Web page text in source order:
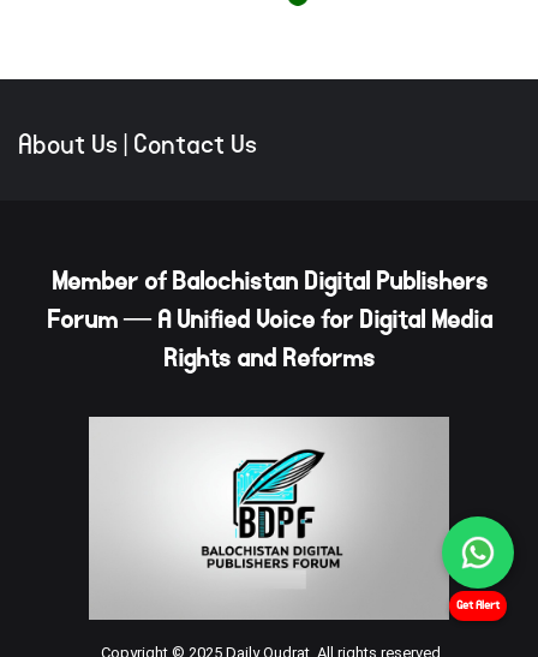
About Us|Contact Us
Member of Balochistan Digital Publishers
Forum — A Unified Voice for Digital Media
Rights and Reforms
Copyright © 2025 Daily Qudrat. All rights reserved.
Get Alert